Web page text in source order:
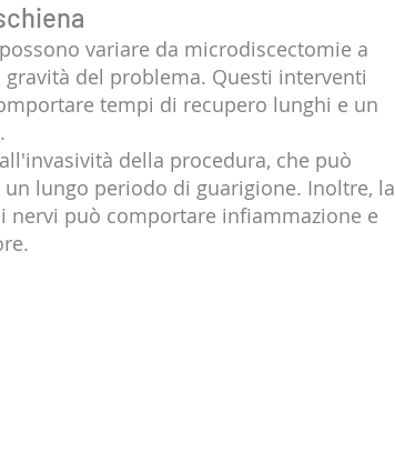
possono variare da microdiscectomie a
del problema. Questi interventi
tempi di recupero lunghi e un
della procedura, che può
lungo periodo di guarigione. Inoltre, la
nervi può comportare infiammazione e